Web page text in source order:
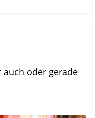
auch oder gerade